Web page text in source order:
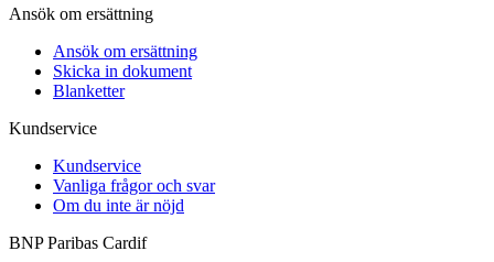
Ansök om ersättning
Ansök om ersättning
Skicka in dokument
Blanketter
Kundservice
Kundservice
Vanliga frågor och svar
Om du inte är nöjd
BNP Paribas Cardif